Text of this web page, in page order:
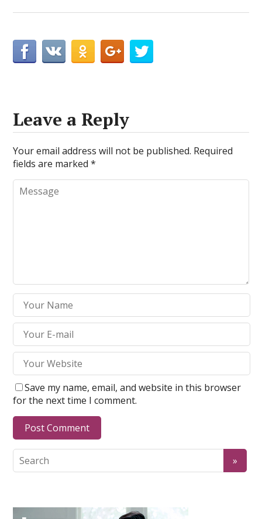
Leave a Reply
Your email address will not be published. Required
fields are marked*
Save my name, email, and website in this browser
for the next time I comment.